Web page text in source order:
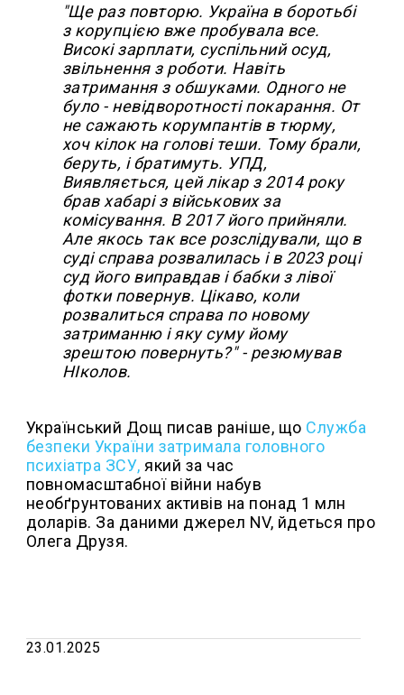
"Ще раз повторю. Україна в боротьбі
з корупцією вже пробувала все.
Високі зарплати, суспільний осуд,
звільнення з роботи. Навіть
затримання з обшуками. Одного не
було - невідворотності покарання. От
не сажають корумпантів в тюрму,
хоч кілок на голові теши. Тому брали,
беруть, і братимуть. УПД,
Виявляється, цей лікар з 2014 року
брав хабарі з військових за
комісування. В 2017 його прийняли.
Але якось так все розслідували, що в
суді справа розвалилась і в 2023 році
суд його виправдав і бабки з лівої
фотки повернув. Цікаво, коли
розвалиться справа по новому
затриманню і яку суму йому
зрештою повернуть?" - резюмував
НІколов.
Український Дощ писав раніше, що Служба
безпеки України затримала головного
психіатра ЗСУ, який за час
повномасштабної війни набув
необґрунтованих активів на понад 1 млн
доларів. За даними джерел NV, йдеться про
Олега Друзя.
23.01.2025